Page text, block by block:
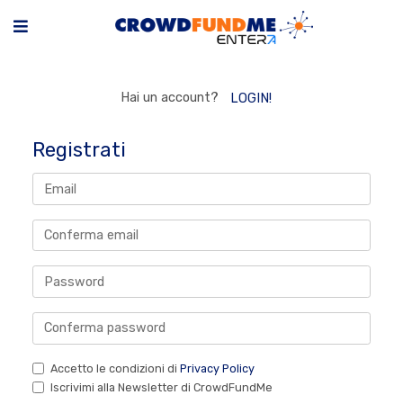
Hai un account? LOGIN!
Registrati
Accetto le condizioni di Privacy Policy
Iscrivimi alla Newsletter di CrowdFundMe